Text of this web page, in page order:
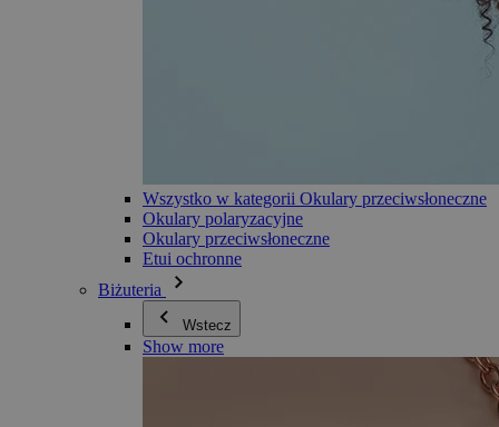
Wszystko w kategorii Okulary przeciwsłoneczne
Okulary polaryzacyjne
Okulary przeciwsłoneczne
Etui ochronne
Biżuteria
Wstecz
Show more